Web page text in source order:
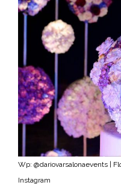
Wp: @dariovarsalonaevents |
Instagram